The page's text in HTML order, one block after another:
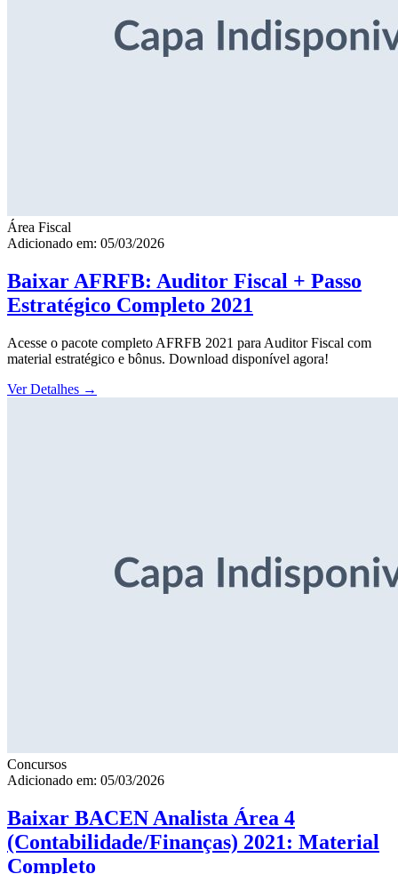
Área Fiscal
Adicionado em: 05/03/2026
Baixar AFRFB: Auditor Fiscal + Passo
Estratégico Completo 2021
Acesse o pacote completo AFRFB 2021 para Auditor Fiscal com
material estratégico e bônus. Download disponível agora!
Ver Detalhes →
Concursos
Adicionado em: 05/03/2026
Baixar BACEN Analista Área 4
(Contabilidade/Finanças) 2021: Material
Completo